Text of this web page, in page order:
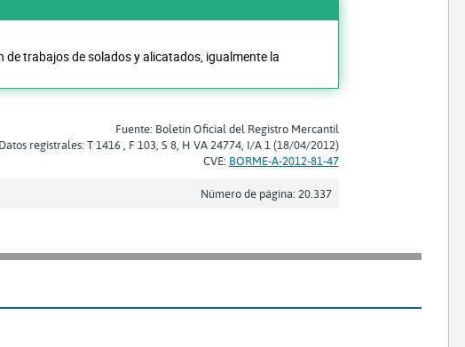
trabajos de solados y alicatados, igualmente la
Fuente: Boletín Oficial del Registro Mercantil
Datos registrales: T 1416 , F 103, S 8, H VA 24774, I/A 1 (18/04/2012)
CVE: BORME-A-2012-81-47
Número de página: 20.337